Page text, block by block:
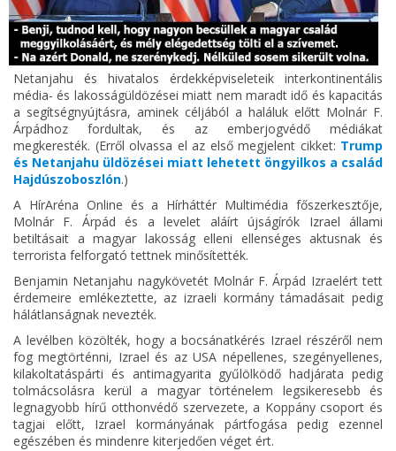
Netanjahu és hivatalos érdekképviseleteik interkontinentális
média- és lakosságüldözései miatt nem maradt idő és kapacitás
a segítségnyújtásra, aminek céljából a haláluk előtt Molnár F.
Árpádhoz fordultak, és az emberjogvédő médiákat
megkeresték. (Erről olvassa el az első megjelent cikket: Trump
és Netanjahu üldözései miatt lehetett öngyilkos a család
Hajdúszoboszlón.)
A HírAréna Online és a Hírháttér Multimédia főszerkesztője,
Molnár F. Árpád és a levelet aláírt újságírók Izrael állami
betiltásait a magyar lakosság elleni ellenséges aktusnak és
terrorista felforgató tettnek minősítették.
Benjamin Netanjahu nagykövetét Molnár F. Árpád Izraelért tett
érdemeire emlékeztette, az izraeli kormány támadásait pedig
hálátlanságnak nevezték.
A levélben közölték, hogy a bocsánatkérés Izrael részéről nem
fog megtörténni, Izrael és az USA népellenes, szegényellenes,
kilakoltatáspárti és antimagyarita gyűlölködő hadjárata pedig
tolmácsolásra kerül a magyar történelem legsikeresebb és
legnagyobb hírű otthonvédő szervezete, a Koppány csoport és
tagjai előtt, Izrael kormányának pártfogása pedig ezennel
egészében és mindenre kiterjedően véget ért.